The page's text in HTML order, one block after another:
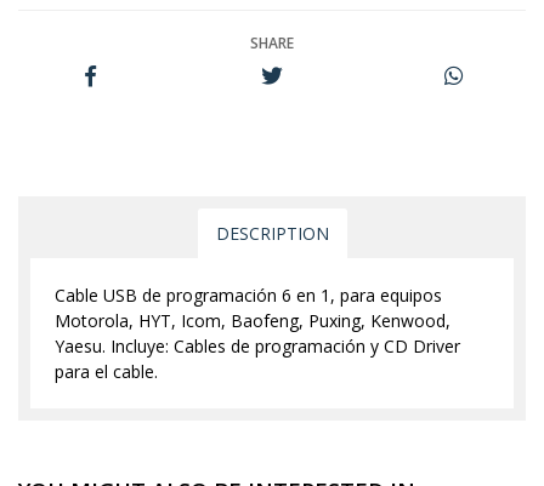
SHARE
DESCRIPTION
Cable USB de programación 6 en 1, para equipos
Motorola, HYT, Icom, Baofeng, Puxing, Kenwood,
Yaesu. Incluye: Cables de programación y CD Driver
para el cable.